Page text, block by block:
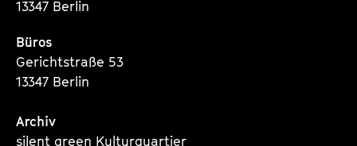
13347 Berlin
Büros
Gerichtstraße 53
13347 Berlin
Archiv
silent green Kulturquartier